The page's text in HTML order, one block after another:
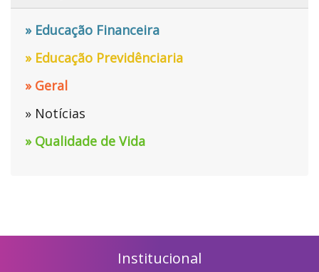
» Educação Financeira
» Educação Previdênciaria
» Geral
» Notícias
» Qualidade de Vida
Institucional